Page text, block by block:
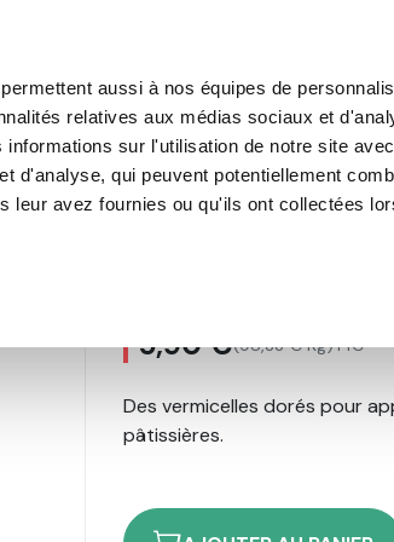
aussi à nos équipes de
relatives aux médias sociaux et
sur l'utilisation de notre site
d'analyse, qui peuvent potentiellement
leur avez fournies ou qu'ils ont collectées
À CAFÉ MACHINE À GLACE
dorés" 60g
5,90 €(98,33 € Kg)TTC
Des vermicelles dorés pour
pâtissières.